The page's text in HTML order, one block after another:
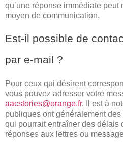
qu’une réponse immédiate peut
moyen de communication.
Est-il possible de
par e-mail ?
Pour ceux qui désirent
vous pouvez adresser votre
aacstories@orange.fr. Il est à
publiques ont généralement
qui pourrait entraîner des délais
réponses aux lettres ou